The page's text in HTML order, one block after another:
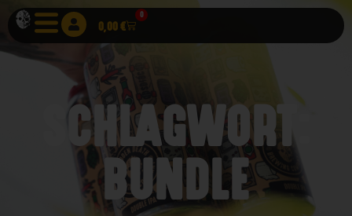
0,00€
0
SCHLAGWORT:
BUNDLE